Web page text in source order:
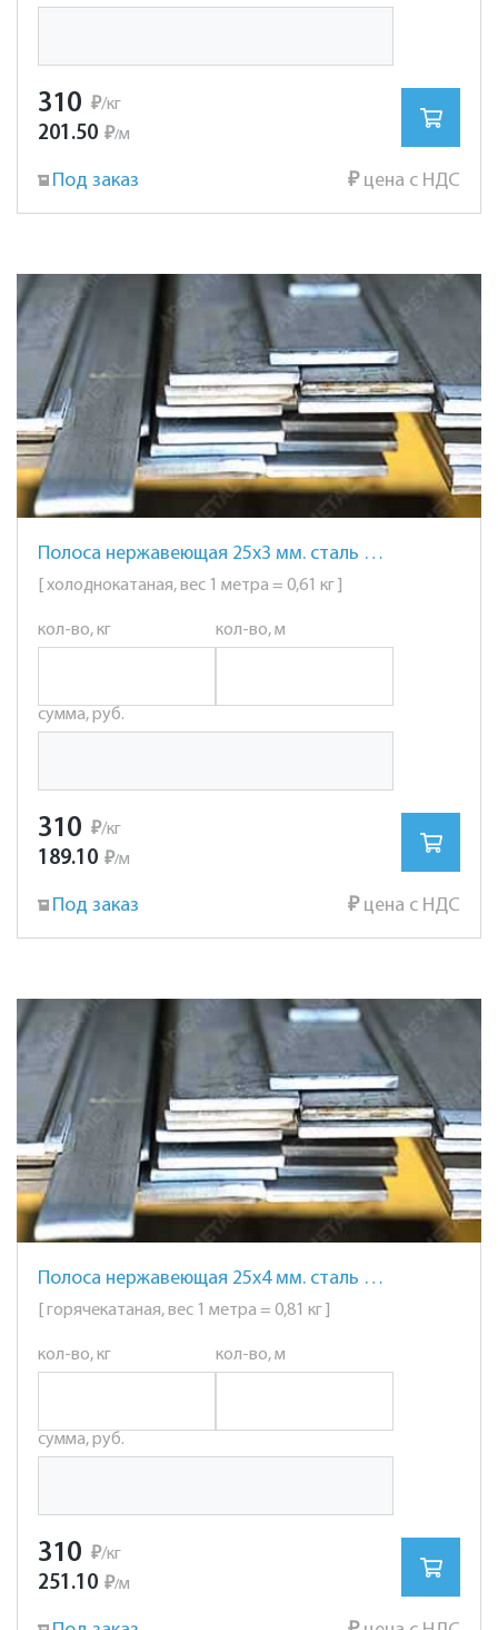
310 ₽/кг
201.50 ₽/м
Под заказ ₽цена с НДС
Полоса нержавеющая 25х3 мм. сталь AISI 304 (08Х18Н10)
[ холоднокатаная, вес 1 метра = 0,61 кг ]
кол-во, кг кол-во, м
сумма, руб.
310 ₽/кг
189.10 ₽/м
Под заказ ₽цена с НДС
Полоса нержавеющая 25х4 мм. сталь AISI 304 (08Х18Н10)
[ горячекатаная, вес 1 метра = 0,81 кг ]
кол-во, кг кол-во, м
сумма, руб.
310 ₽/кг
251.10 ₽/м